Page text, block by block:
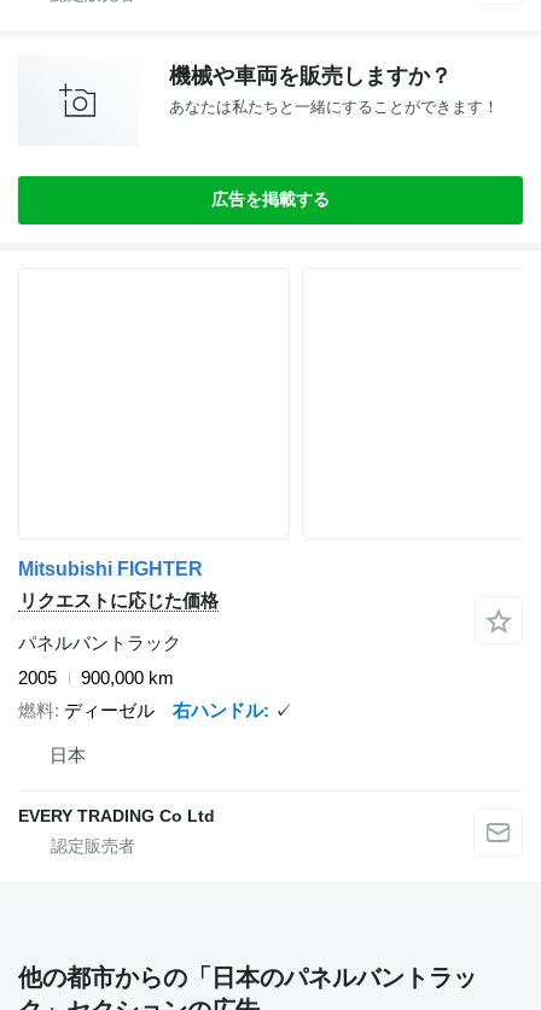
機械や車両を販売しますか？
あなたは私たちと一緒にすることができます！
広告を掲載する
Mitsubishi FIGHTER
リクエストに応じた価格
パネルバントラック
2005
900,000 km
燃料 ディーゼル 右ハンドル ✓
日本
EVERY TRADING Co Ltd
他の都市からの「日本のパネルバントラッ